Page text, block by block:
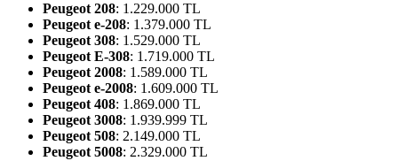
Peugeot 208: 1.229.000 TL
Peugeot e-208: 1.379.000 TL
Peugeot 308: 1.529.000 TL
Peugeot E-308: 1.719.000 TL
Peugeot 2008: 1.589.000 TL
Peugeot e-2008: 1.609.000 TL
Peugeot 408: 1.869.000 TL
Peugeot 3008: 1.939.999 TL
Peugeot 508: 2.149.000 TL
Peugeot 5008: 2.329.000 TL